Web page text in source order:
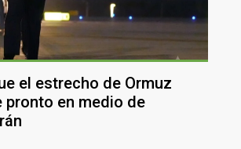
el estrecho de Ormuz
pronto en medio de